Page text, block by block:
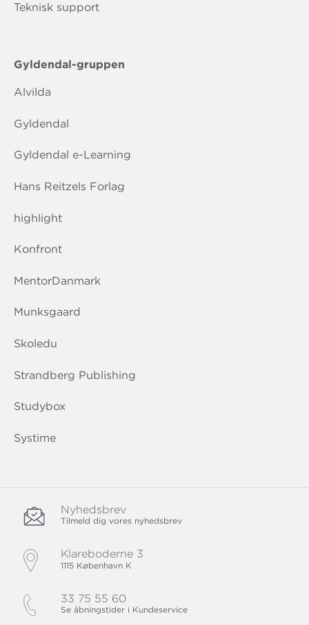
Teknisk support
Gyldendal-gruppen
Alvilda
Gyldendal
Gyldendal e-Learning
Hans Reitzels Forlag
highlight
Konfront
MentorDanmark
Munksgaard
Skoledu
Strandberg Publishing
Studybox
Systime
Nyhedsbrev
Tilmeld dig vores nyhedsbrev
Klareboderne 3
1115 København K
33 75 55 60
Se åbningstider i Kundeservice